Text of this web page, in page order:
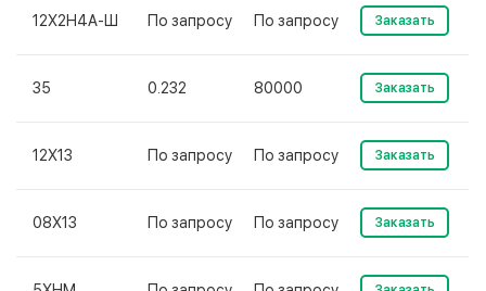
12Х2Н4А-Ш По запросу По запросу Заказать
35 0.232 80000 Заказать
12Х13 По запросу По запросу Заказать
08Х13 По запросу По запросу Заказать